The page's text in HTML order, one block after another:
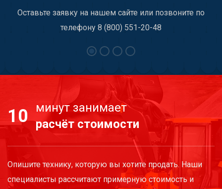
Оставьте заявку на нашем сайте или позвоните по
телефону 8 (800) 551-20-48
10
минут занимает
расчёт стоимости
Опишите технику, которую вы хотите продать. Наши
специалисты рассчитают примерную стоимость и